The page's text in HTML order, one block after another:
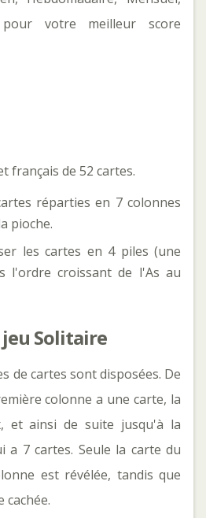
votre meilleur score
français de 52 cartes.
réparties en 7 colonnes
pioche.
les cartes en 4 piles (une
l'ordre croissant de l'As au
Solitaire
de cartes sont disposées. De
colonne a une carte, la
et ainsi de suite jusqu'à la
a 7 cartes. Seule la carte du
est révélée, tandis que
cachée.